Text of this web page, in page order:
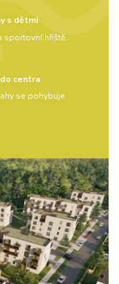
s dětmi
sportovní hřiště.
centra
se pohybuje